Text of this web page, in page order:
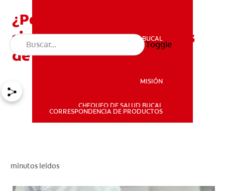
SALUD BUCAL
SALUD BUCAL
MISIÓN
CHEQUEO DE SALUD BUCAL
CORRESPONDENCIA DE PRODUCTOS
Toggle
¿Por qué mis dientes se
sienten sensibles después
de una limpieza dental?
minutos leídos